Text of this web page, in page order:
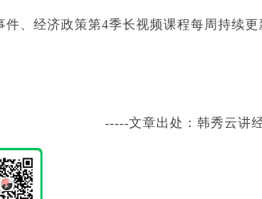
件、经济政策第4季长视频课程每周持续更
-----文章出处：韩秀云讲